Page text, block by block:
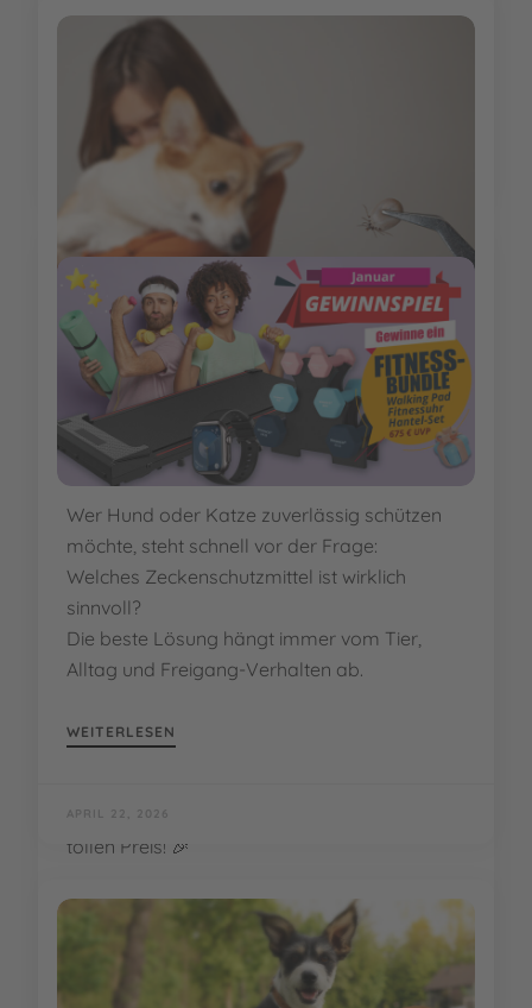
EMPFEHLUNGEN
Die besten
Zeckenschutzmittel für Hund
& Katze im Vergleich
Wer Hund oder Katze zuverlässig schützen
möchte, steht schnell vor der Frage:
Welches Zeckenschutzmittel ist wirklich
sinnvoll?
Die beste Lösung hängt immer vom Tier,
Alltag und Freigang-Verhalten ab.
WEITERLESEN
APRIL 22, 2026